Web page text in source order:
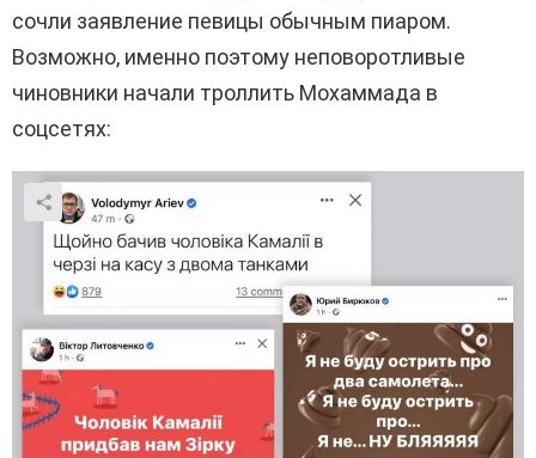
сочли заявление певицы обычным пиаром.
Возможно, именно поэтому неповоротливые
чиновники начали троллить Мохаммада в
соцсетях: